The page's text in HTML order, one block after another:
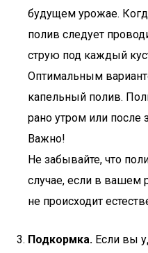
будущем урожае.
полив следует
струю под каждый
Оптимальным
капельный полив.
рано утром или после
Важно!
Не забывайте, что
случае, если в вашем
не происходит
Подкормка. Если вы